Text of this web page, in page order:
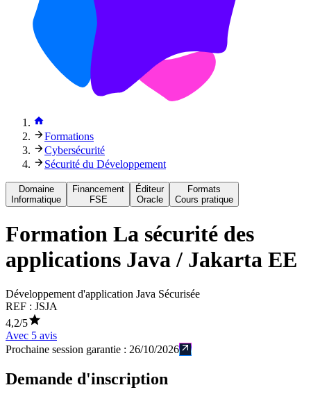
Formations
Cybersécurité
Sécurité du Développement
Domaine
Informatique
Financement
FSE
Éditeur
Oracle
Formats
Cours pratique
Formation La sécurité des
applications Java / Jakarta EE
Développement d'application Java Sécurisée
REF : JSJA
4,2/5
Avec 5 avis
Prochaine session garantie : 26/10/2026
Demande d'inscription